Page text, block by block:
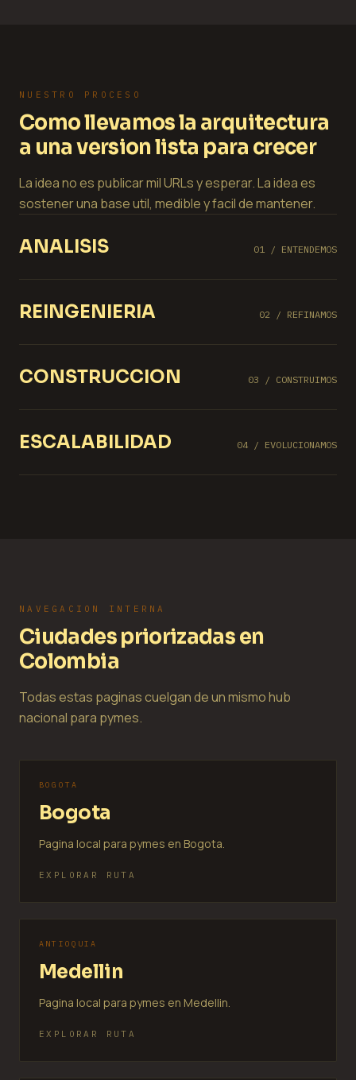
NUESTRO PROCESO
Como llevamos la arquitectura
a una version lista para crecer
La idea no es publicar mil URLs y esperar. La idea es
sostener una base util, medible y facil de mantener.
ANALISIS 01 / ENTENDEMOS
REINGENIERIA 02 / REFINAMOS
CONSTRUCCION 03 / CONSTRUIMOS
ESCALABILIDAD 04 / EVOLUCIONAMOS
NAVEGACION INTERNA
Ciudades priorizadas en
Colombia
Todas estas paginas cuelgan de un mismo hub
nacional para pymes.
BOGOTA
Bogota
Pagina local para pymes en Bogota.
EXPLORAR RUTA
ANTIOQUIA
Medellin
Pagina local para pymes en Medellin.
EXPLORAR RUTA